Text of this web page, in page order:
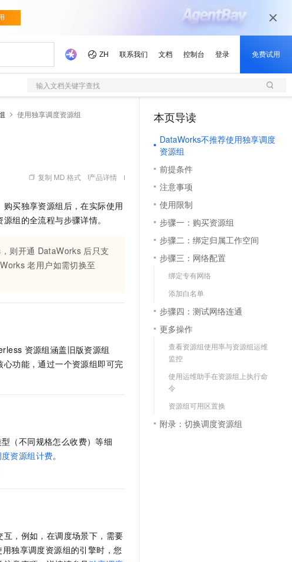
输入文档关键字查找
使用独享调度资源组
复制 MD 格式 产品详情
买独享资源组后，在实际使用
组的全流程与步骤详情。
则开通 DataWorks 后只支
老用户如需切换至
资源组涵盖旧版资源组
心功能，通过一个资源组即可完
（不同规格怎么收费）等细
资源组计费。
，例如，在调度场景下，需要
独享调度资源组的引擎时 ，您
本页导读
DataWorks不推荐使用独享调度
资源组
前提条件
注意事项
使用限制
步骤一：购买资源组
步骤二：绑定归属工作空间
步骤三：网络配置
绑定专有网络
添加白名单
步骤四：测试网络连通
更多操作
查看资源组使用率与资源组运维
监控
使用运维助手在资源组上执行命
令
资源组可用区置换
附录：切换调度资源组